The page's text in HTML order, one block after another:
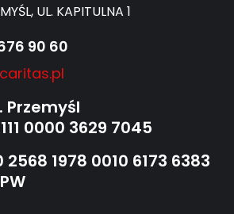
UL. KAPITULNA 1
90 60
Przemyśl
0000 3629 7045
2568 1978 0010 6173 6383